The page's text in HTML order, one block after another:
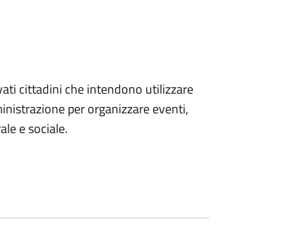
cittadini che intendono utilizzare
per organizzare eventi,
e sociale.